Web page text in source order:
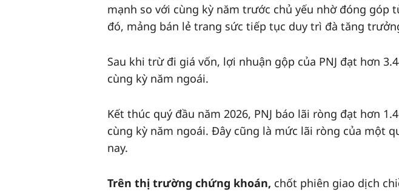
mạnh so với cùng kỳ năm trước chủ yếu nhờ đóng góp
đó, mảng bán lẻ trang sức tiếp tục duy trì đà tăng
Sau khi trừ đi giá vốn, lợi nhuận gộp của PNJ đạt hơn
cùng kỳ năm ngoái.
Kết thúc quý đầu năm 2026, PNJ báo lãi ròng đạt hơn
cùng kỳ năm ngoái. Đây cũng là mức lãi ròng của một
nay.
Trên thị trường chứng khoán, chốt phiên giao dịch